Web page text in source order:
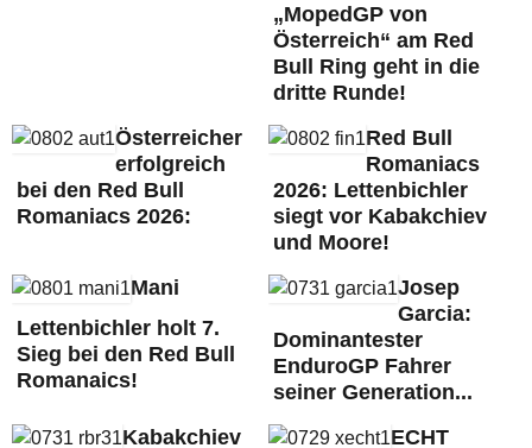
„MopedGP von
Österreich“ am Red
Bull Ring geht in die
dritte Runde!
Österreicher
erfolgreich
bei den Red Bull
Romaniacs 2026:
Red Bull
Romaniacs
2026: Lettenbichler
siegt vor Kabakchiev
und Moore!
Mani
Lettenbichler holt 7.
Sieg bei den Red Bull
Romanaics!
Josep
Garcia:
Dominantester
EnduroGP Fahrer
seiner Generation...
Kabakchiev
ECHT